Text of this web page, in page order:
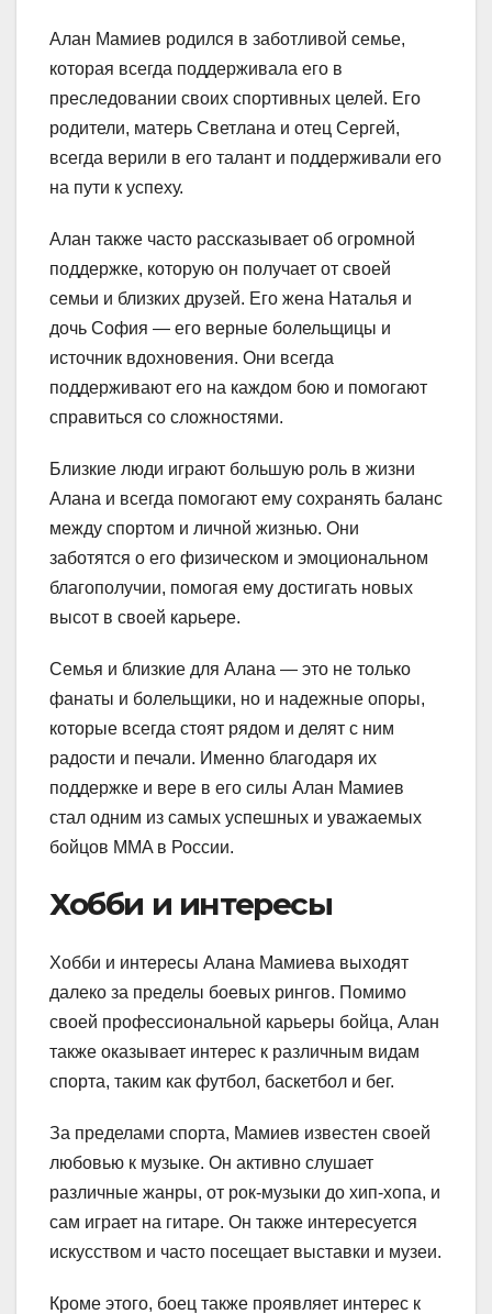
Алан Мамиев родился в заботливой семье,
которая всегда поддерживала его в
преследовании своих спортивных целей. Его
родители, матерь Светлана и отец Сергей,
всегда верили в его талант и поддерживали его
на пути к успеху.
Алан также часто рассказывает об огромной
поддержке, которую он получает от своей
семьи и близких друзей. Его жена Наталья и
дочь София — его верные болельщицы и
источник вдохновения. Они всегда
поддерживают его на каждом бою и помогают
справиться со сложностями.
Близкие люди играют большую роль в жизни
Алана и всегда помогают ему сохранять баланс
между спортом и личной жизнью. Они
заботятся о его физическом и эмоциональном
благополучии, помогая ему достигать новых
высот в своей карьере.
Семья и близкие для Алана — это не только
фанаты и болельщики, но и надежные опоры,
которые всегда стоят рядом и делят с ним
радости и печали. Именно благодаря их
поддержке и вере в его силы Алан Мамиев
стал одним из самых успешных и уважаемых
бойцов MMA в России.
Хобби и интересы
Хобби и интересы Алана Мамиева выходят
далеко за пределы боевых рингов. Помимо
своей профессиональной карьеры бойца, Алан
также оказывает интерес к различным видам
спорта, таким как футбол, баскетбол и бег.
За пределами спорта, Мамиев известен своей
любовью к музыке. Он активно слушает
различные жанры, от рок-музыки до хип-хопа, и
сам играет на гитаре. Он также интересуется
искусством и часто посещает выставки и музеи.
Кроме этого, боец также проявляет интерес к